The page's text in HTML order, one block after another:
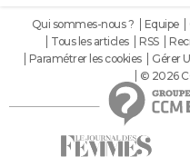
Qui sommes-nous ? Equipe
Tous les articles
RSS
Paramétrer les cookies
Gérer
© 2026